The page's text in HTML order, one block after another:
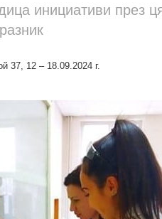
инициативи през
37, 12 – 18.09.2024 г.